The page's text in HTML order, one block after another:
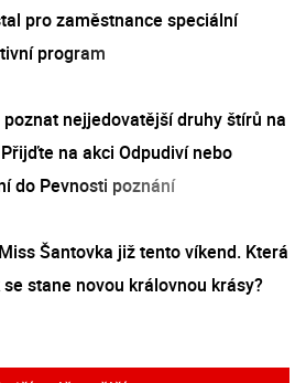
pro zaměstnance speciální
program
poznat nejjedovatější druhy štírů na
na akci Odpudiví nebo
do Pevnosti poznání
Šantovka již tento víkend. Která
stane novou královnou krásy?